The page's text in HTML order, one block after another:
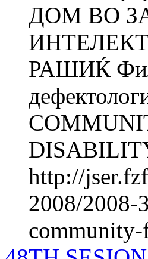
ДОМ ВО
РАШИЌ
http://
2008/2008-